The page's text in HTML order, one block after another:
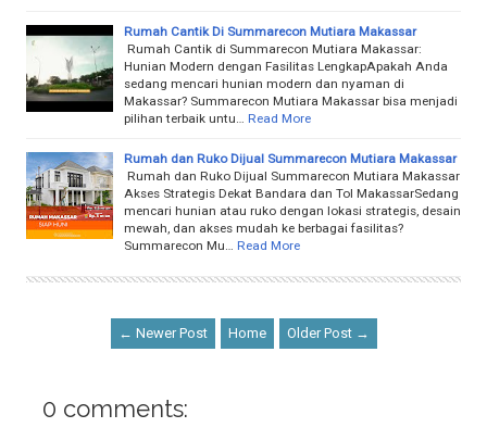
Rumah Cantik Di Summarecon Mutiara Makassar
Rumah Cantik di Summarecon Mutiara Makassar:
Hunian Modern dengan Fasilitas LengkapApakah Anda
sedang mencari hunian modern dan nyaman di
Makassar? Summarecon Mutiara Makassar bisa menjadi
pilihan terbaik untu…
Read More
Rumah dan Ruko Dijual Summarecon Mutiara Makassar
Rumah dan Ruko Dijual Summarecon Mutiara Makassar
Akses Strategis Dekat Bandara dan Tol MakassarSedang
mencari hunian atau ruko dengan lokasi strategis, desain
mewah, dan akses mudah ke berbagai fasilitas?
Summarecon Mu…
Read More
← Newer Post Home Older Post →
0 comments: